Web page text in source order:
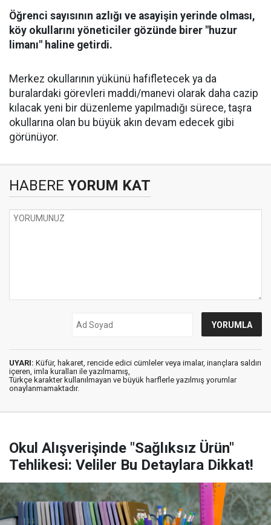
Öğrenci sayısının azlığı ve asayişin yerinde olması,
köy okullarını yöneticiler gözünde birer "huzur
limanı" haline getirdi.
Merkez okullarının yükünü hafifletecek ya da
buralardaki görevleri maddi/manevi olarak daha cazip
kılacak yeni bir düzenleme yapılmadığı sürece, taşra
okullarına olan bu büyük akın devam edecek gibi
görünüyor.
HABERE YORUM KAT
UYARI: Küfür, hakaret, rencide edici cümleler veya imalar, inançlara saldırı
içeren, imla kuralları ile yazılmamış,
Türkçe karakter kullanılmayan ve büyük harflerle yazılmış yorumlar
onaylanmamaktadır.
Okul Alışverişinde "Sağlıksız Ürün"
Tehlikesi: Veliler Bu Detaylara Dikkat!